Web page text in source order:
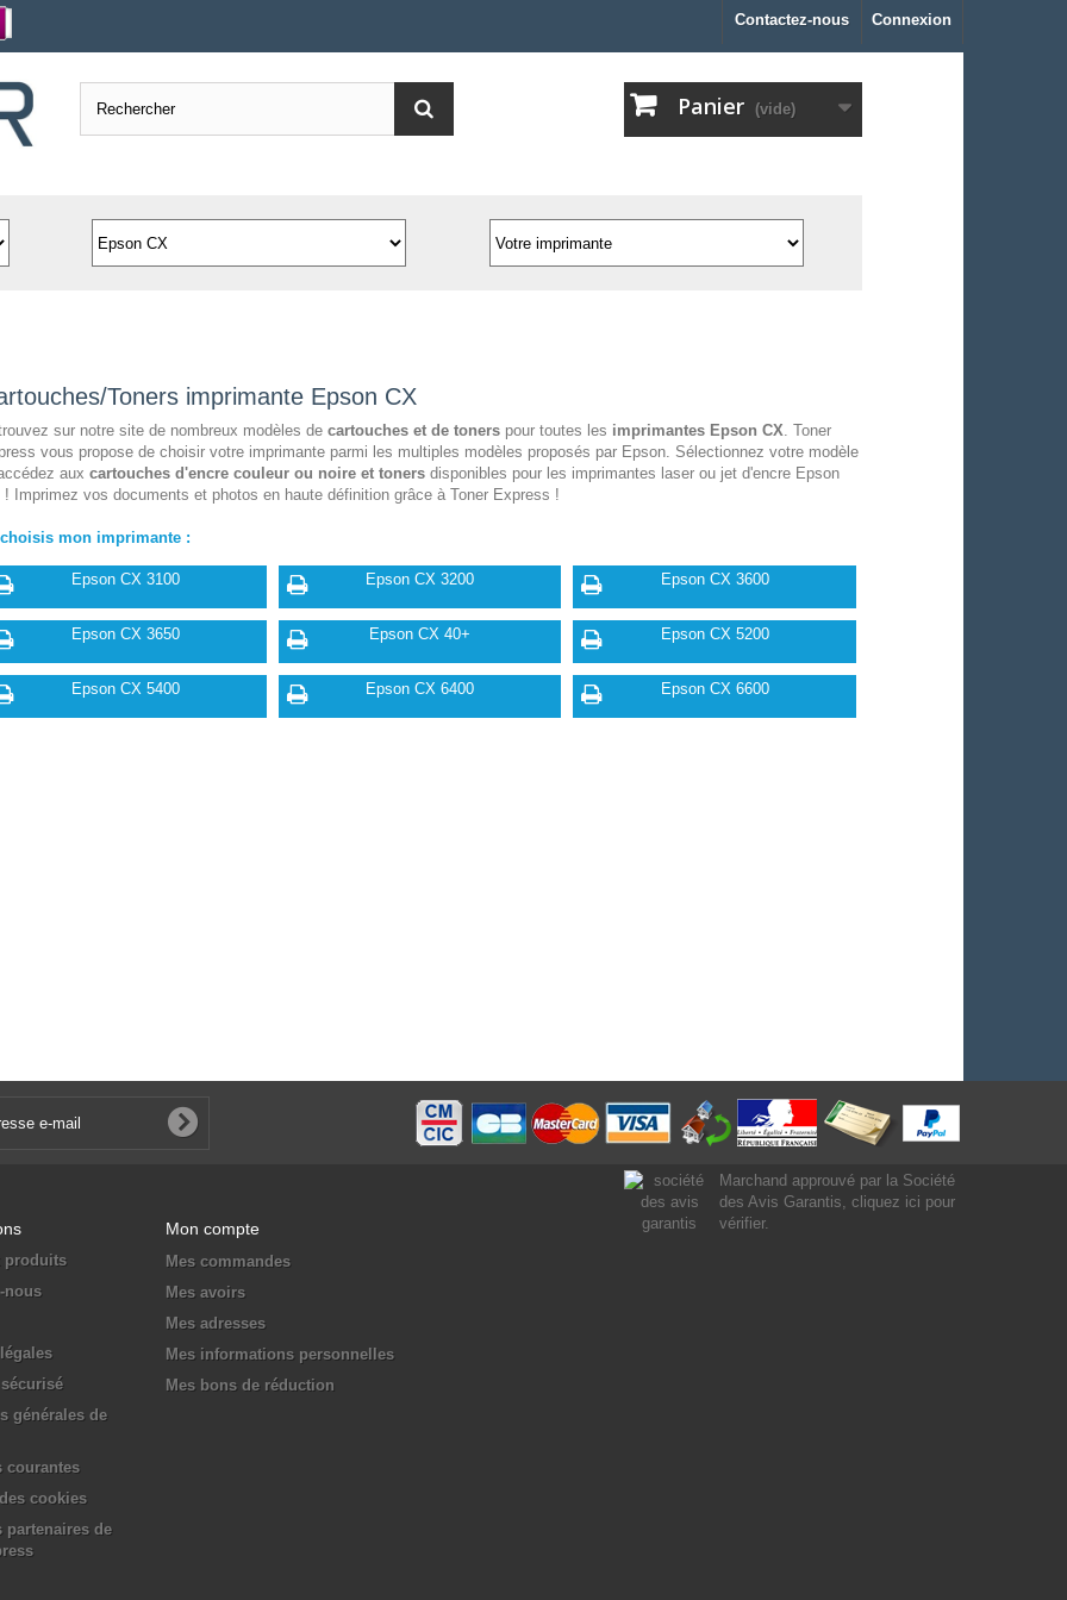
Connexion
Contactez-nous
Panier (vide)
Toners imprimante Epson CX
sur notre site de nombreux modèles de cartouches et de tonerspour toutes les imprimantes Epson CX. Toner
vous propose de choisir votre imprimante parmi les multiples modèles proposés par Epson. Sélectionnez votre modèle
aux cartouches d'encre couleur ou noire et tonersdisponibles pour les imprimantes laser ou jet d'encre Epson
! Imprimez vos documents et photos en haute définition grâce à Toner Express !
mon imprimante :
Epson CX 3100 Epson CX 3200 Epson CX 3600
Epson CX 3650 Epson CX 40+ Epson CX 5200
Epson CX 5400 Epson CX 6400 Epson CX 6600
produits
nous
générales de
courantes
cookies
partenaires de
Mon compte
Mes commandes
Mes avoirs
Mes adresses
Mes informations personnelles
Mes bons de réduction
Marchand approuvé par la Société
des Avis Garantis, cliquez ici pour
vérifier.